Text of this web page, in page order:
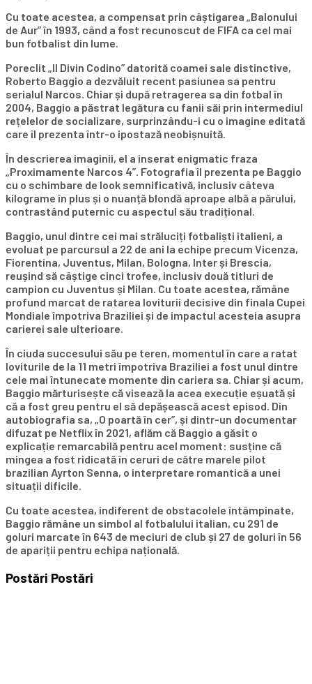
Cu toate acestea, a compensat prin câștigarea „Balonului
de Aur” în 1993, când a fost recunoscut de FIFA ca cel mai
bun fotbalist din lume.
Poreclit „Il Divin Codino” datorită coamei sale distinctive,
Roberto Baggio a dezvăluit recent pasiunea sa pentru
serialul Narcos. Chiar și după retragerea sa din fotbal în
2004, Baggio a păstrat legătura cu fanii săi prin intermediul
rețelelor de socializare, surprinzându-i cu o imagine editată
care îl prezenta într-o ipostază neobișnuită.
În descrierea imaginii, el a inserat enigmatic fraza
„Proximamente Narcos 4”. Fotografia îl prezenta pe Baggio
cu o schimbare de look semnificativă, inclusiv câteva
kilograme în plus și o nuanță blondă aproape albă a părului,
contrastând puternic cu aspectul său tradițional.
Baggio, unul dintre cei mai străluciți fotbaliști italieni, a
evoluat pe parcursul a 22 de ani la echipe precum Vicenza,
Fiorentina, Juventus, Milan, Bologna, Inter și Brescia,
reușind să câștige cinci trofee, inclusiv două titluri de
campion cu Juventus și Milan. Cu toate acestea, rămâne
profund marcat de ratarea loviturii decisive din finala Cupei
Mondiale împotriva Braziliei și de impactul acesteia asupra
carierei sale ulterioare.
În ciuda succesului său pe teren, momentul în care a ratat
loviturile de la 11 metri împotriva Braziliei a fost unul dintre
cele mai întunecate momente din cariera sa. Chiar și acum,
Baggio mărturisește că visează la acea execuție eșuată și
că a fost greu pentru el să depășească acest episod. Din
autobiografia sa, „O poartă în cer”, și dintr-un documentar
difuzat pe Netflix în 2021, aflăm că Baggio a găsit o
explicație remarcabilă pentru acel moment: susține că
mingea a fost ridicată în ceruri de către marele pilot
brazilian Ayrton Senna, o interpretare romantică a unei
situații dificile.
Cu toate acestea, indiferent de obstacolele întâmpinate,
Baggio rămâne un simbol al fotbalului italian, cu 291 de
goluri marcate în 643 de meciuri de club și 27 de goluri în 56
de apariții pentru echipa națională.
Postări Postări